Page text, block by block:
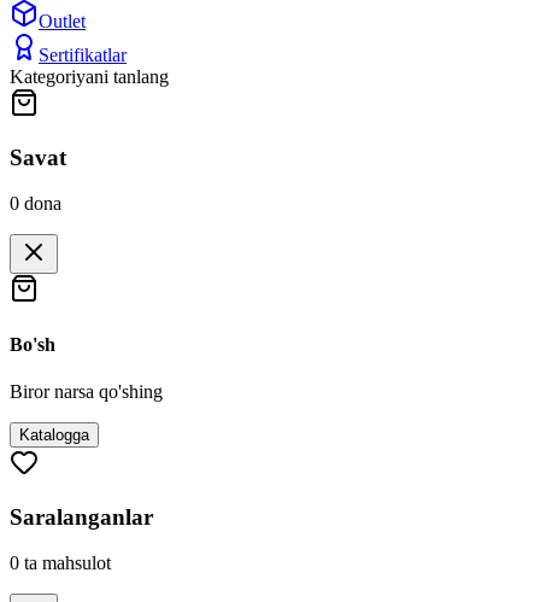
Outlet
Sertifikatlar
Kategoriyani tanlang
Savat
0 dona
Bo'sh
Biror narsa qo'shing
Katalogga
Saralanganlar
0 ta mahsulot